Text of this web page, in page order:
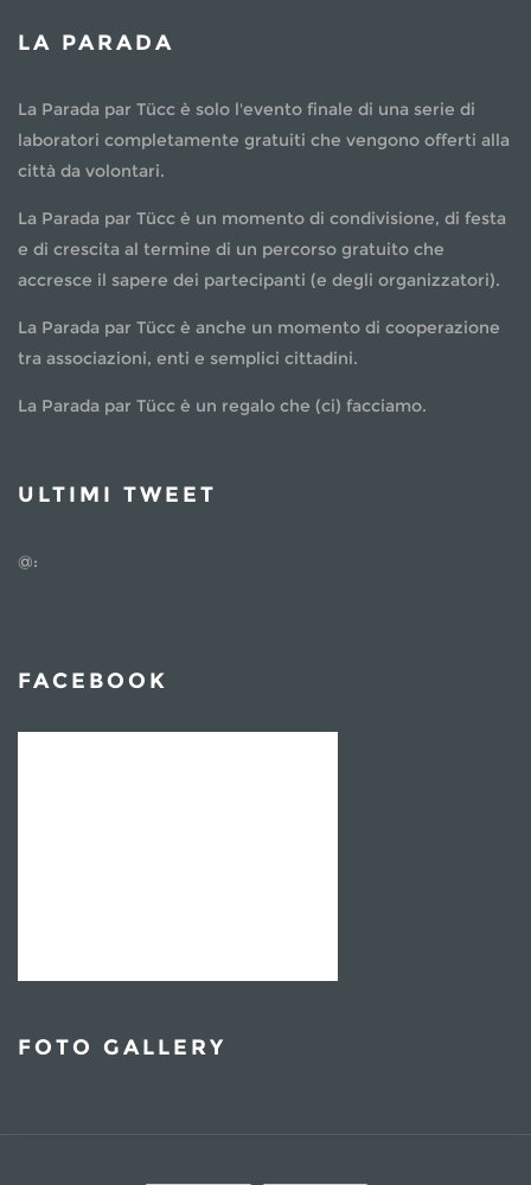
LA PARADA
La Parada par Tücc è solo l'evento finale di una serie di
laboratori completamente gratuiti che vengono offerti alla
città da volontari.
La Parada par Tücc è un momento di condivisione, di festa
e di crescita al termine di un percorso gratuito che
accresce il sapere dei partecipanti (e degli organizzatori).
La Parada par Tücc è anche un momento di cooperazione
tra associazioni, enti e semplici cittadini.
La Parada par Tücc è un regalo che (ci) facciamo.
ULTIMI TWEET
@:
FACEBOOK
FOTO GALLERY